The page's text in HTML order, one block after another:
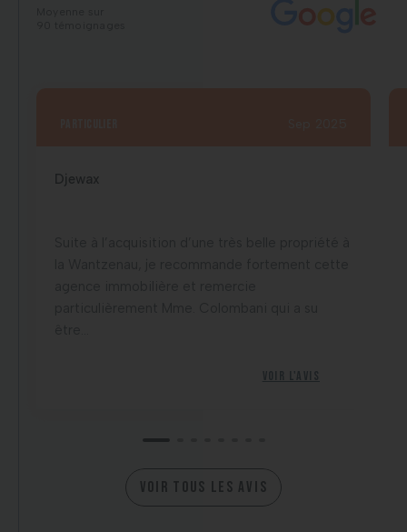
Djewax
Voir l'avis
VOIR TOUS LES AVIS